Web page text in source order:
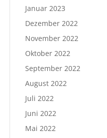
Januar 2023
Dezember 2022
November 2022
Oktober 2022
September 2022
August 2022
Juli 2022
Juni 2022
Mai 2022